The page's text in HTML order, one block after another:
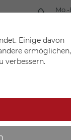
Mein
Einige davon
ermöglichen,
verbessern.